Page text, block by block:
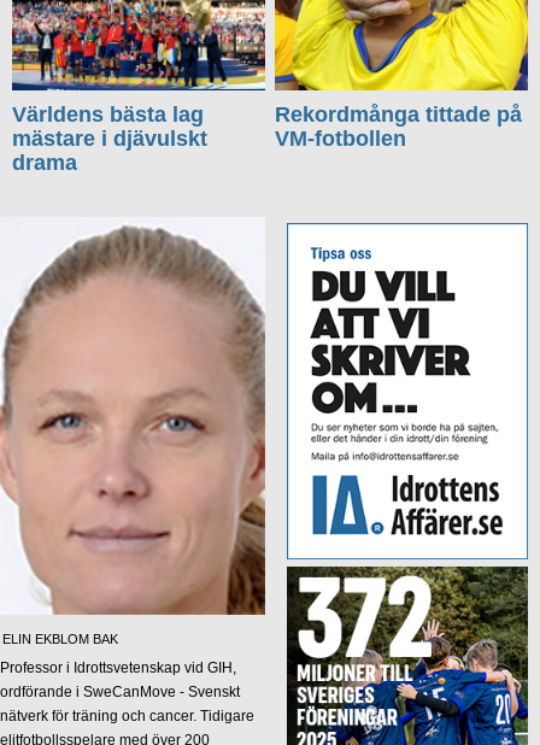
Världens bästa lag
mästare i djävulskt
drama
Rekordmånga tittade på
VM-fotbollen
ELIN EKBLOM BAK
Professor i Idrottsvetenskap vid GIH,
ordförande i SweCanMove - Svenskt
nätverk för träning och cancer. Tidigare
elitfotbollsspelare med över 200